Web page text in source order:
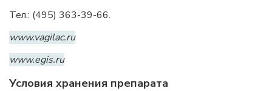
Тел.: (495) 363-39-66.
www.vagilac.ru
www.egis.ru
Условия хранения препарата